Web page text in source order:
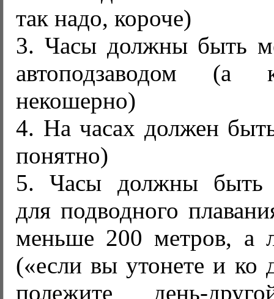
так надо, короче)
3. Часы должны быть
автоподзаводом
некошерно)
4. На часах должен
понятно)
5. Часы должны быть
для подводного
меньше 200 метров, а
(«если вы утонете и ко
полежите день-